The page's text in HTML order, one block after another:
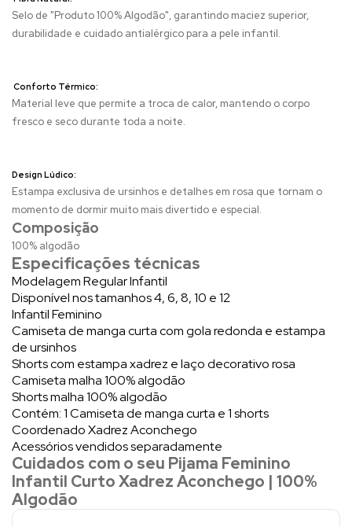
Selo de "Produto 100% Algodão", garantindo maciez superior,
durabilidade e cuidado antialérgico para a pele infantil.
Conforto Térmico:
Material leve que permite a troca de calor, mantendo o corpo
fresco e seco durante toda a noite.
Design Lúdico:
Estampa exclusiva de ursinhos e detalhes em rosa que tornam o
momento de dormir muito mais divertido e especial.
Composição
100% algodão
Especificações técnicas
Modelagem Regular Infantil
Disponível nos tamanhos 4, 6, 8, 10 e 12
Infantil Feminino
Camiseta de manga curta com gola redonda e estampa
de ursinhos
Shorts com estampa xadrez e laço decorativo rosa
Camiseta malha 100% algodão
Shorts malha 100% algodão
Contém: 1 Camiseta de manga curta e 1 shorts
Coordenado Xadrez Aconchego
Acessórios vendidos separadamente
Cuidados com o seu Pijama Feminino
Infantil Curto Xadrez Aconchego | 100%
Algodão